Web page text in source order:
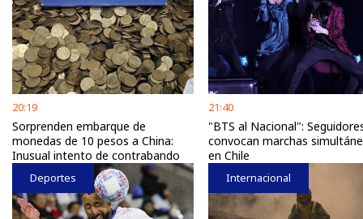
20:19
Sorprenden embarque de
monedas de 10 pesos a China:
Inusual intento de contrabando
21:40
"BTS al Nacional":
convocan marchas
en Chile
Deportes Internacional